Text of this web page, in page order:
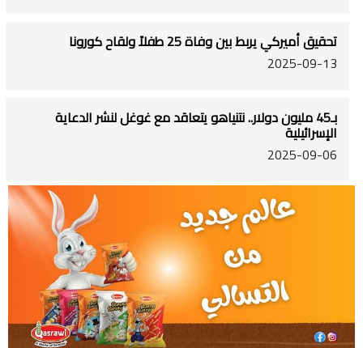
تحقيق أميركي يربط بين وفاة 25 طفلاً ولقاح كورونا
2025-09-13
بـ45 مليون دولار.. نتنياهو يتعاقد مع غوغل لنشر الدعاية
الإسرائيلية
2025-09-06